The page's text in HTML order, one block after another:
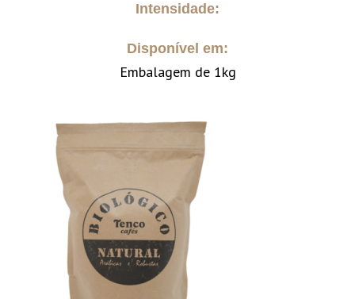
Intensidade:
Disponível em:
Embalagem de 1kg